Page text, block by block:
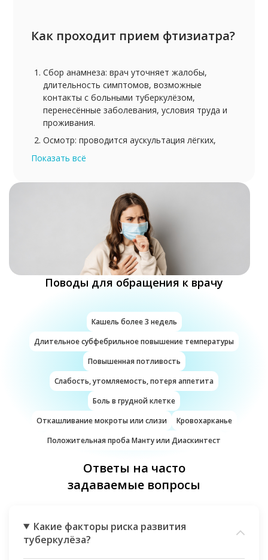
Как проходит прием фтизиатра?
Сбор анамнеза: врач уточняет жалобы,
длительность симптомов, возможные
контакты с больными туберкулёзом,
перенесённые заболевания, условия труда и
проживания.
Осмотр: проводится аускультация лёгких,
осмотр лимфатических узлов, измерение
температуры и артериального давления.
Диагностика: по показаниям назначаются
рентгенография органов грудной клетки, T-
SPOT-тест, бактериологическое исследование
мокроты, проба Манту, Диаскинтест, анализы
После получения результатов врач
устанавливает диагноз и формирует
индивидуальный план лечения.
Далее пациент находится под динамическим
эффективности терапии.
Показать всё
Поводы для обращения к врачу
Кашель более 3 недель
Длительное субфебрильное повышение температуры
Повышенная потливость
Слабость, утомляемость, потеря аппетита
Боль в грудной клетке
Откашливание мокроты или слизи
Кровохарканье
Положительная проба Манту или Диаскинтест
Ответы на часто
задаваемые вопросы
Какие факторы риска развития
туберкулёза?